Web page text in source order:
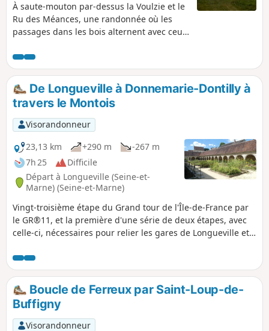
À saute-mouton par-dessus la Voulzie et le
Ru des Méances, une randonnée où les
passages dans les bois alternent avec ceux
Lourps impose son altière silhouette visible
de loin alors que l’Église de Chalmaison ne
se dévoile qu'au dernier moment. Deux
anciens moulins à eau ajoutent au charme
de cet itinéraire.
De Longueville à Donnemarie-Dontilly à
travers le Montois
Visorandonneur
23,13 km
+290 m
-267 m
7h 25
Difficile
Départ à Longueville (Seine-et-
Marne) (Seine-et-Marne)
Vingt-troisième étape du Grand tour de l'Île-de-France par
le GR®11, et la première d'une série de deux étapes, avec
celle-ci, nécessaires pour relier les gares de Longueville et
Seine.Pour cette première étape du diptyque il est proposé
une nuit en chambre d'hôtes à Donnemarie-Dontilly, à peu
près à mi-parcours entre les deux gares, après une belle
traversée du Montois, dans un paysage un peu plus varié et
vallonné que la Brie juste au Nord.
Boucle de Ferreux par Saint-Loup-de-
Buffigny
Visorandonneur